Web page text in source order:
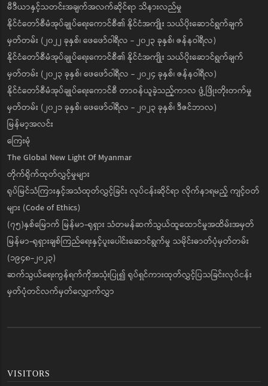
မီဒီယာနှင့်သတင်းအချက်အလက်ဆိုင်ရာ သိနားလည်မှု
နိုင်ငံတော်စီမံအုပ်ချုပ်ရေးကောင်စီ၏ နိုင်ငံအကျိုး သယ်ပိုးဆောင်ရွက်ချက်
မှတ်တမ်း (၂၀၂၂ ခုနှစ်၊ ဖေဖော်ဝါရီလ - ၂၀၂၃ ခုနှစ်၊ ဇန်နဝါရီလ)
နိုင်ငံတော်စီမံအုပ်ချုပ်ရေးကောင်စီ၏ နိုင်ငံအကျိုး သယ်ပိုးဆောင်ရွက်ချက်
မှတ်တမ်း (၂၀၂၃ ခုနှစ်၊ ဖေဖော်ဝါရီလ - ၂၀၂၄ ခုနှစ်၊ ဇန်နဝါရီလ)
နိုင်ငံတော်စီမံအုပ်ချုပ်ရေးကောင်စီ တာဝန်ယူခဲ့သည့်ကာလ ဖွံ့ဖြိုးတိုးတက်မှု
မှတ်တမ်း (၂၀၂၁ ခုနှစ်၊ ဖေဖော်ဝါရီလ - ၂၀၂၃ ခုနှစ်၊ ဒီဇင်ဘာလ)
မြန်မာ့အလင်း
ကြေးမုံ
The Global New Light Of Myanmar
တိုက်ရိုက်ထုတ်လွှင့်မှုများ
ရုပ်မြင်သံကြားနှင့်အသံထုတ်လွှင့်ခြင်း လုပ်ငန်းဆိုင်ရာ လိုက်နာရမည့် ကျင့်ဝတ်
များ (Code of Ethics)
(၇၅)နှစ်မြောက် မြန်မာ-ရုရှား သံတမန်ဆက်သွယ်ထူထောင်မှုအထိမ်းအမှတ်
မြန်မာ-ရုရှားချစ်ကြည်ရေးနှင့်ပူးပေါင်းဆောင်ရွက်မှု သမိုင်းဓာတ်ပုံမှတ်တမ်း
(၁၉၄၈-၂၀၂၃)
ဆက်သွယ်ရေးကွန်ရက်ကိုအသုံးပြု၍ ရုပ်ရှင်ကားထုတ်လွှင့်ပြသခြင်းလုပ်ငန်း
မှတ်ပုံတင်လက်မှတ်လျှောက်လွှာ
VISITORS